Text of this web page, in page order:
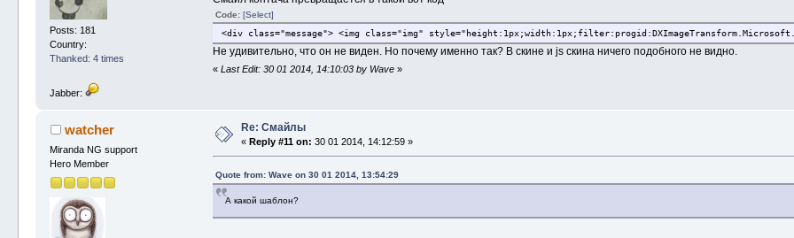
Posts: 181
Country:
Thanked: 4 times
Jabber:
Code: [Select]
<div class="message"> <img class="img"
Не удивительно, что он не виден. Но почему именно так? В скине и js скина ничего подобного не видно.
« Last Edit: 30 01 2014, 14:10:03 by Wave»
watcher
Miranda NG support
Hero Member
Re: Смайлы
« Reply #11 on: 30 01 2014, 14:12:59 »
Quote from: Wave on 30 01 2014, 13:54:29
А какой шаблон?